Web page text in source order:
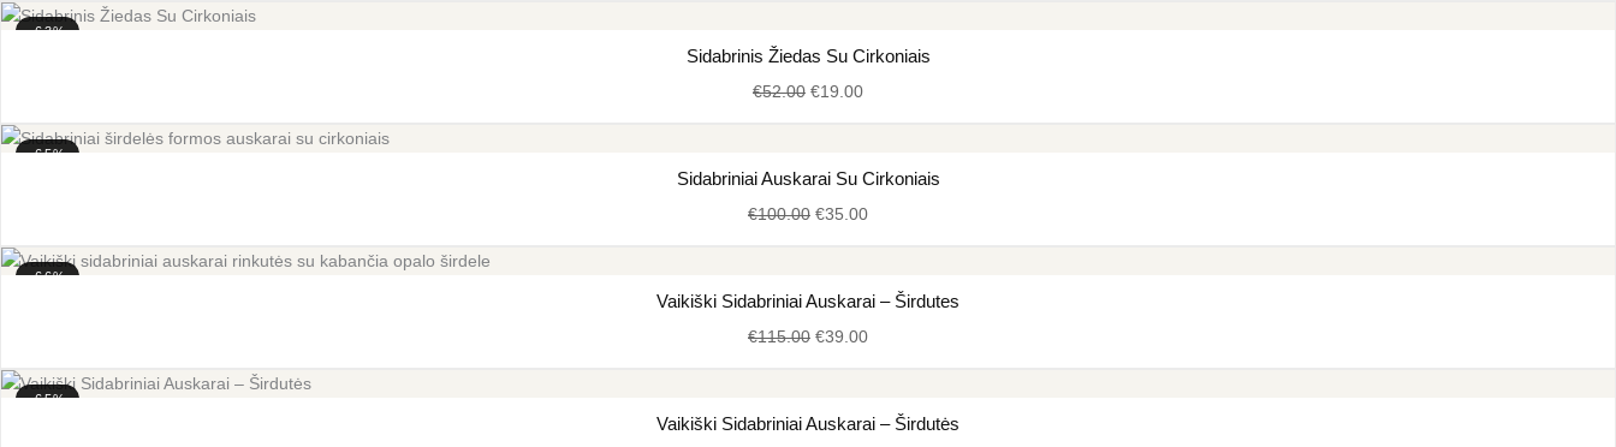
-63%
Sidabrinis Žiedas Su Cirkoniais
€52.00 was:
€19.00is:
-65%
Sidabriniai Auskarai Su Cirkoniais
€100.00 was:
€35.00is:
-66%
Vaikiški Sidabriniai Auskarai – Širdutes
€115.00 was:
€39.00
Current
is:
-65%
Vaikiški Sidabriniai Auskarai – Širdutės
Current